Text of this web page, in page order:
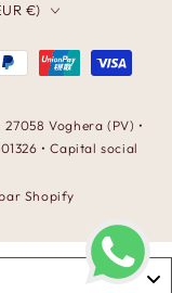
Voghera (PV) •
• Capital social
Shopify
€)